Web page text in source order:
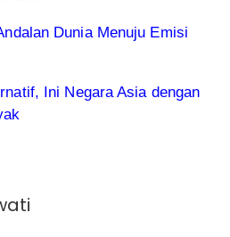
Dunia Menuju Emisi
Ini Negara Asia dengan